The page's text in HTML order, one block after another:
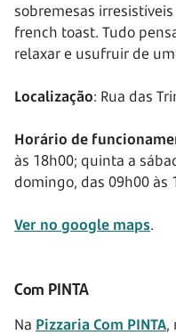
sobremesas
french toast. Tudo
relaxar e usufruir de
Localização: Rua das
Horário de
às 18h00; quinta a
domingo, das 09h00 às
Ver no google maps.
Com PINTA
Na Pizzaria Com PINTA,